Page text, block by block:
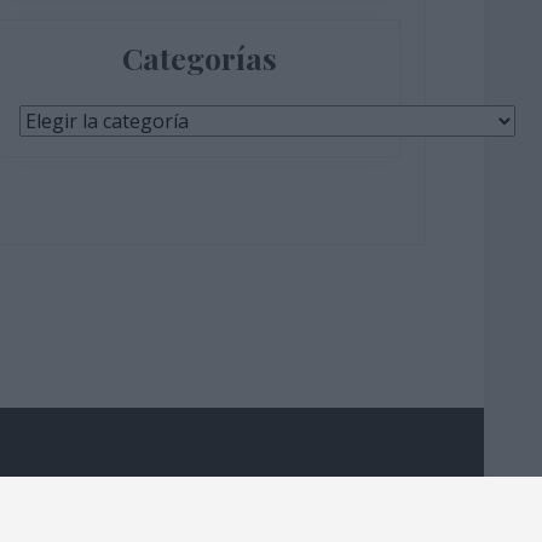
Categorías
Categorías